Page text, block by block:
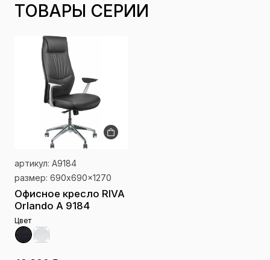
ТОВАРЫ СЕРИИ
артикул: А9184
размер: 690x690x1270
Офисное кресло RIVA
Orlando A 9184
Цвет